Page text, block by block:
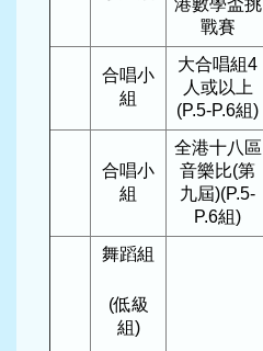
港數學盃挑
戰賽
合唱小
組
大合唱組4
人或以上
(P.5-P.6組)
合唱小
組
全港十八區
音樂比(第
九屆)(P.5-
P.6組)
舞蹈組
(低級
組)